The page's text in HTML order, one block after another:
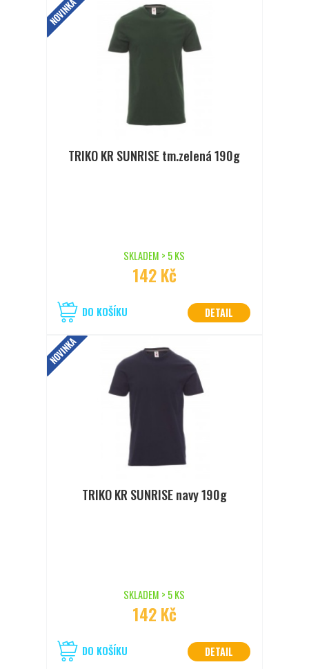
TRIKO KR SUNRISE tm.zelená 190g
SKLADEM > 5 KS
142 Kč
DETAIL
NOVINKA
DO KOŠÍKU
TRIKO KR SUNRISE navy 190g
SKLADEM > 5 KS
142 Kč
DETAIL
NOVINKA
DO KOŠÍKU